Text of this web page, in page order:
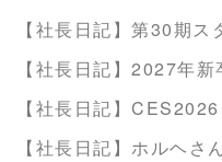
【社長日記】第30期ス
【社長日記】2027年新
【社長日記】CES2026
【社長日記】ホルヘさ